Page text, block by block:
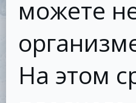
можете
На этом